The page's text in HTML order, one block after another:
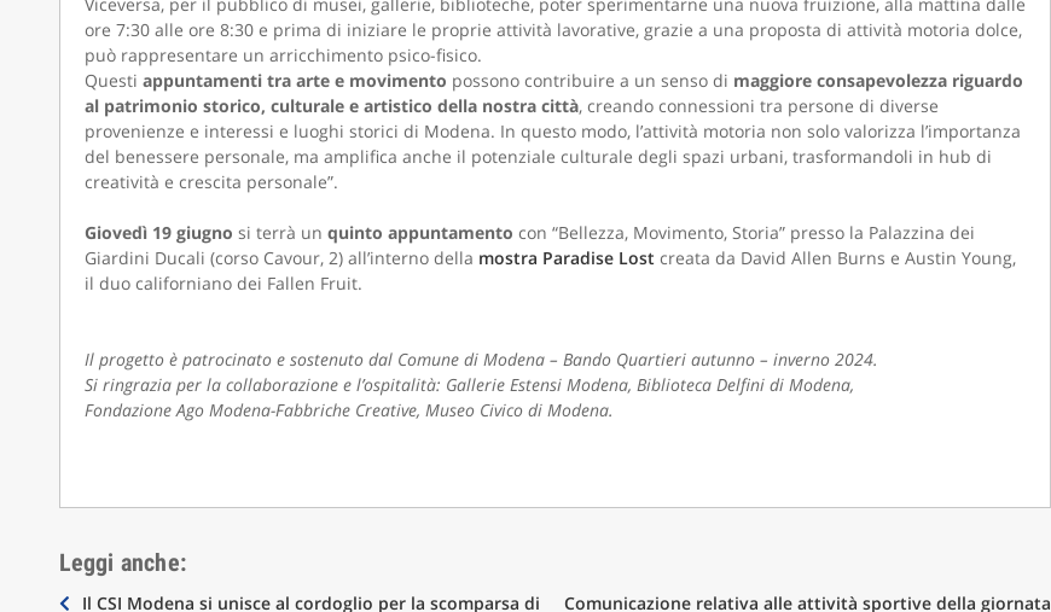
ore 7:30 alle ore 8:30 e prima di iniziare le proprie attività lavorative, grazie a una proposta di attività motoria dolce,
può rappresentare un arricchimento psico-fisico.
Questi appuntamenti tra arte e movimento possono contribuire a un senso di maggiore consapevolezza riguardo
al patrimonio storico, culturale e artistico della nostra città, creando connessioni tra persone di diverse
provenienze e interessi e luoghi storici di Modena. In questo modo, l’attività motoria non solo valorizza l’importanza
del benessere personale, ma amplifica anche il potenziale culturale degli spazi urbani, trasformandoli in hub di
creatività e crescita personale”.
Giovedì 19 giugno si terrà un quinto appuntamento con “Bellezza, Movimento, Storia” presso la Palazzina dei
Giardini Ducali (corso Cavour, 2) all’interno della mostra Paradise Lost creata da David Allen Burns e Austin Young,
il duo californiano dei Fallen Fruit.
Il progetto è patrocinato e sostenuto dal Comune di Modena – Bando Quartieri autunno – inverno 2024.
Si ringrazia per la collaborazione e l’ospitalità: Gallerie Estensi Modena, Biblioteca Delfini di Modena,
Fondazione Ago Modena-Fabbriche Creative, Museo Civico di Modena.
Leggi anche:
Il CSI Modena si unisce al cordoglio per la scomparsa di Comunicazione relativa alle attività sportive della giornata